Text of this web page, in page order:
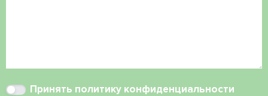
Принять политику конфиденциальности